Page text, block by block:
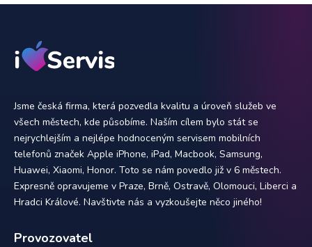
Jsme česká firma, která pozvedla kvalitu a úroveň služeb ve
všech městech, kde působíme. Naším cílem bylo stát se
nejrychlejším a nejlépe hodnoceným servisem mobilních
telefonů značek Apple iPhone, iPad, Macbook, Samsung,
Huawei, Xiaomi, Honor. Toto se nám povedlo již v 6 městech.
Expresně opravujeme v Praze, Brně, Ostravě, Olomouci, Liberci a
Hradci Králové. Navštivte nás a vyzkoušejte něco jiného!
Provozovatel